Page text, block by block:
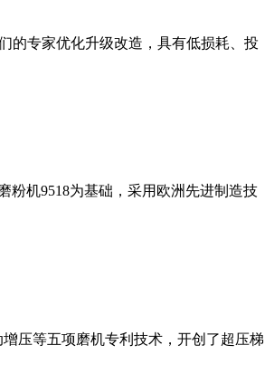
的专家优化升级改造，具有低损耗、投
机9518为基础，采用欧洲先进制造技
压等五项磨机专利技术，开创了超压梯